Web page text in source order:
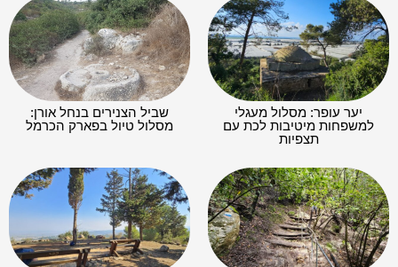
יער עופר: מסלול מעגלי
למשפחות מיטיבות לכת עם
תצפיות
שביל הצנירים בנחל אורן:
מסלול טיול בפארק הכרמל